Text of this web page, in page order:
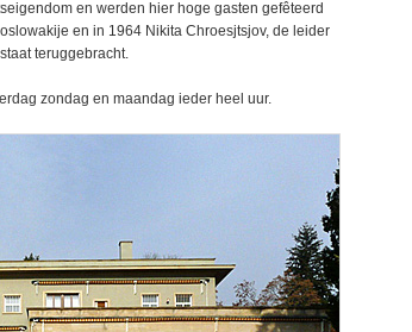
en werden hier hoge gasten gefêteerd
en in 1964 Nikita Chroesjtsjov, de leider
teruggebracht.
zondag en maandag ieder heel uur.